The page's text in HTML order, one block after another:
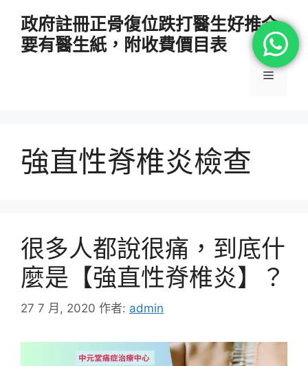
政府註冊正骨復位跌打醫生好推介
要有醫生紙，附收費價目表
選
強直性脊椎炎檢查
很多人都說很痛，到底什
麼是【強直性脊椎炎】？
27 7 月, 2020 作者: admin